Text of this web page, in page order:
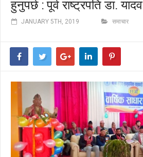
हुनुपर्छ : पूर्व राष्ट्रपति डा. यादव
JANUARY 5TH, 2019 समाचार